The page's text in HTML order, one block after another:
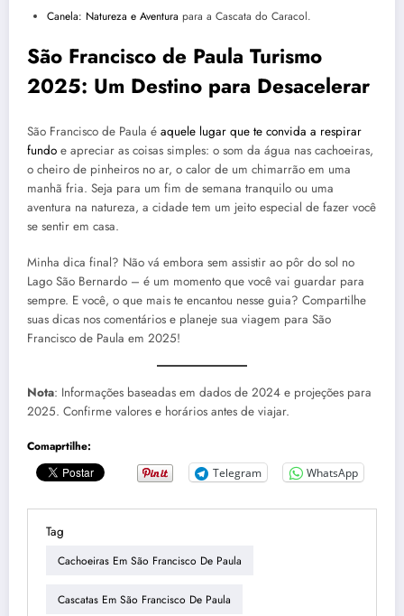
Canela: Natureza e Aventura para a Cascata do Caracol.
São Francisco de Paula Turismo
2025: Um Destino para Desacelerar
São Francisco de Paula é aquele lugar que te convida a respirar
fundo e apreciar as coisas simples: o som da água nas cachoeiras,
o cheiro de pinheiros no ar, o calor de um chimarrão em uma
manhã fria. Seja para um fim de semana tranquilo ou uma
aventura na natureza, a cidade tem um jeito especial de fazer você
se sentir em casa.
Minha dica final? Não vá embora sem assistir ao pôr do sol no
Lago São Bernardo – é um momento que você vai guardar para
sempre. E você, o que mais te encantou nesse guia? Compartilhe
suas dicas nos comentários e planeje sua viagem para São
Francisco de Paula em 2025!
Nota: Informações baseadas em dados de 2024 e projeções para
2025. Confirme valores e horários antes de viajar.
Comaprtilhe:
Telegram WhatsApp
Tag
Cachoeiras Em São Francisco De Paula
Cascatas Em São Francisco De Paula